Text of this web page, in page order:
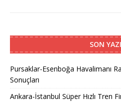
SON
Pursaklar-Esenboğa Havalimanı
Sonuçları
Ankara-İstanbul Süper Hızlı Tren